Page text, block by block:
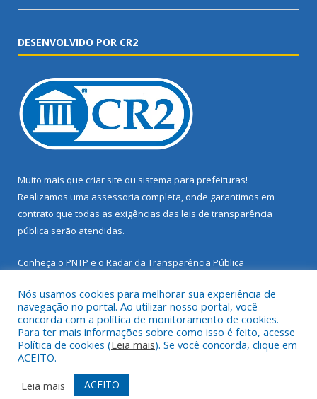
DESENVOLVIDO POR CR2
Muito mais que criar site ou sistema para prefeituras!
Realizamos uma assessoria completa, onde garantimos em
contrato que todas as exigências das leis de transparência
pública serão atendidas.
Conheça o PNTP e o Radar da Transparência Pública
Todos os direitos reservados a Prefeitura Municipal de Santarém
Novo.
Mapa do Site
Acessar Área Administrativa
Nós usamos cookies para melhorar sua experiência de
navegação no portal. Ao utilizar nosso portal, você
concorda com a política de monitoramento de cookies.
Para ter mais informações sobre como isso é feito, acesse
Política de cookies (Leia mais). Se você concorda, clique em
ACEITO.
Leia mais
ACEITO